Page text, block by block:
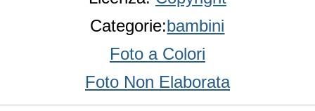
Categorie:bambini
Foto a Colori
Foto Non Elaborata